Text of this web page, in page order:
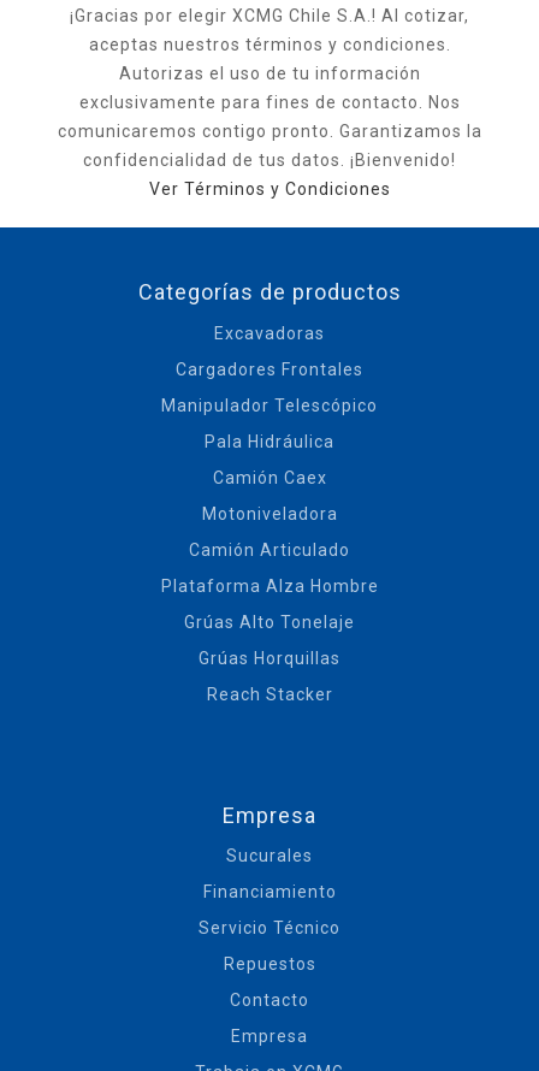
¡Gracias por elegir XCMG Chile S.A.! Al cotizar,
aceptas nuestros términos y condiciones.
Autorizas el uso de tu información
exclusivamente para fines de contacto. Nos
comunicaremos contigo pronto. Garantizamos la
confidencialidad de tus datos. ¡Bienvenido!
Ver Términos y Condiciones
Categorías de productos
Excavadoras
Cargadores Frontales
Manipulador Telescópico
Pala Hidráulica
Camión Caex
Motoniveladora
Camión Articulado
Plataforma Alza Hombre
Grúas Alto Tonelaje
Grúas Horquillas
Reach Stacker
Empresa
Sucurales
Financiamiento
Servicio Técnico
Repuestos
Contacto
Empresa